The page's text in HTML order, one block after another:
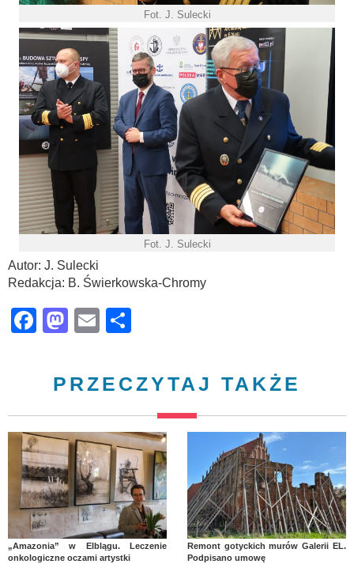
Fot. J. Sulecki
Fot. J. Sulecki
Autor: J. Sulecki
Redakcja: B. Świerkowska-Chromy
Facebook
Mastodon
Email
PRZECZYTAJ TAKŻE
„Amazonia” w Elblągu. Leczenie
onkologiczne oczami artystki
Remont gotyckich murów Galerii EL.
Podpisano umowę